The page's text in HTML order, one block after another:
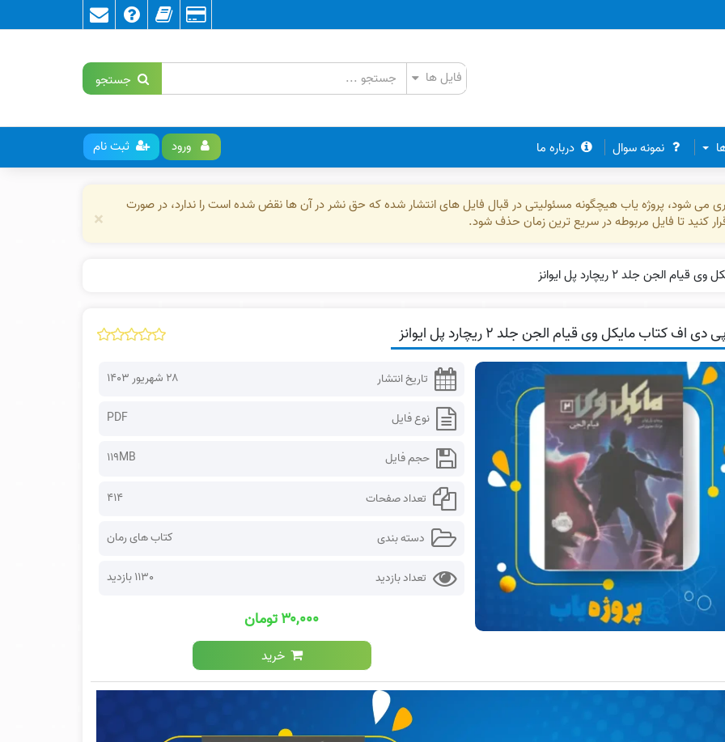
جستجو
نمونه سوال درباره ما ورود ثبت نام
می شود، پروژه یاب هیچگونه مسئولیتی در قبال فایل های انتشار شده که حق نشر در آن ها نقض شده است را ندارد، در صورت
کنید تا فایل مربوطه در سریع ترین زمان حذف شود.
×
الجن جلد ۲ ریچارد پل ایوانز
دی اف کتاب مایکل وی قیام الجن جلد ۲ ریچارد پل ایوانز
تاریخ انتشار ۲۸ شهریور ۱۴۰۳
نوع فایل PDF
حجم فایل 119MB
تعداد صفحات 414
دسته بندی کتاب های رمان
تعداد بازدید 1130 بازدید
۳۰,۰۰۰ تومان
خرید